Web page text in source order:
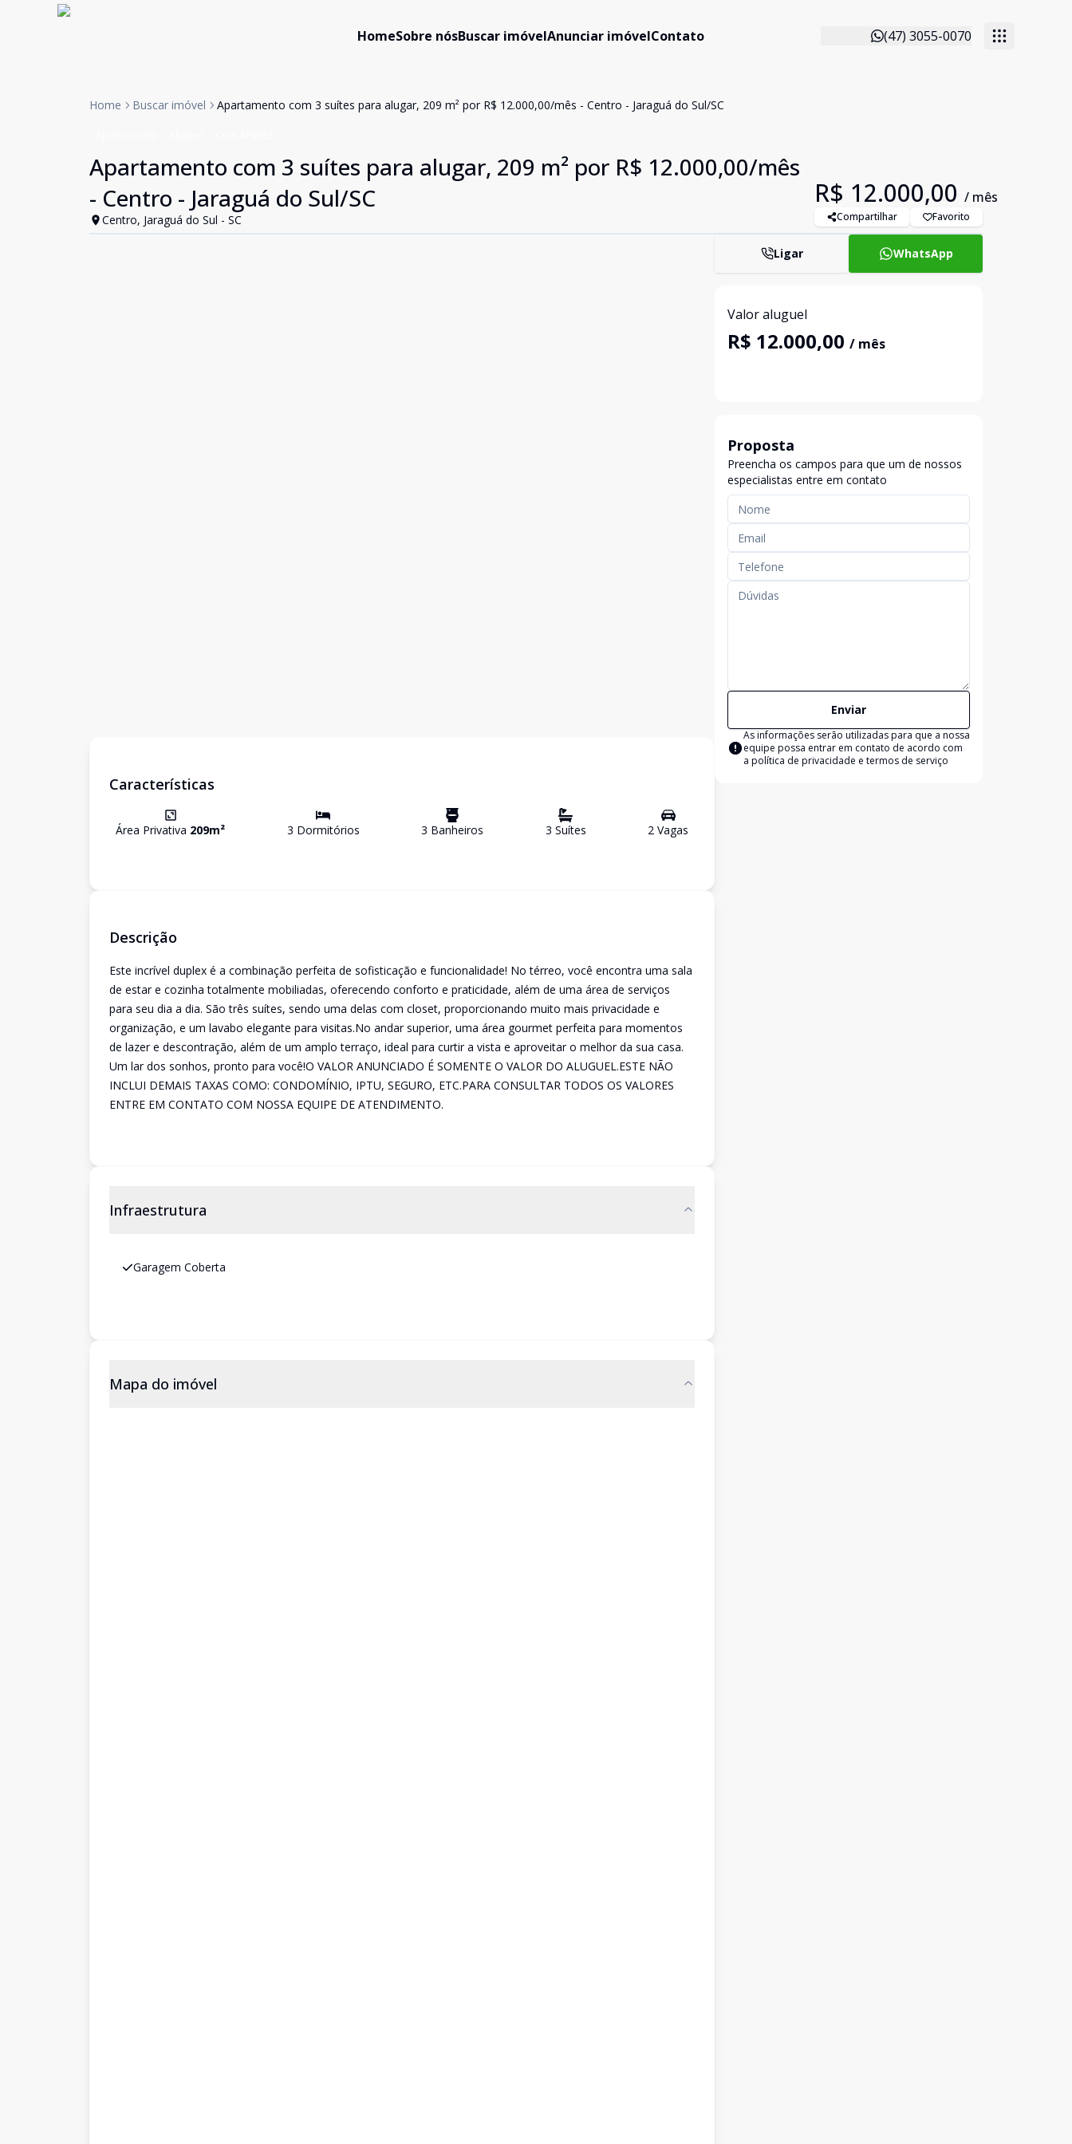
HomeSobre nósBuscar imóvelAnunciar imóvelContato (47) 3055-0070
Home Buscar imóvel Apartamento com 3 suítes para alugar, 209 m² por R$ 12.000,00/mês - Centro - Jaraguá do Sul/SC
Apartamento com 3 suítes para alugar, 209 m² por R$ 12.000,00/mês
- Centro - Jaraguá do Sul/SC
Centro, Jaraguá do Sul - SC
R$ 12.000,00 / mês
Compartilhar Favorito
Características
Área Privativa 209m² 3 Dormitórios 3 Banheiros 3 Suítes 2 Vagas
Descrição
Este incrível duplex é a combinação perfeita de sofisticação e funcionalidade! No térreo, você encontra uma sala
de estar e cozinha totalmente mobiliadas, oferecendo conforto e praticidade, além de uma área de serviços
para seu dia a dia. São três suítes, sendo uma delas com closet, proporcionando muito mais privacidade e
organização, e um lavabo elegante para visitas.No andar superior, uma área gourmet perfeita para momentos
de lazer e descontração, além de um amplo terraço, ideal para curtir a vista e aproveitar o melhor da sua casa.
Um lar dos sonhos, pronto para você!O VALOR ANUNCIADO É SOMENTE O VALOR DO ALUGUEL.ESTE NÃO
INCLUI DEMAIS TAXAS COMO: CONDOMÍNIO, IPTU, SEGURO, ETC.PARA CONSULTAR TODOS OS VALORES
ENTRE EM CONTATO COM NOSSA EQUIPE DE ATENDIMENTO.
Infraestrutura
Garagem Coberta
Mapa do imóvel
Ligar WhatsApp
Valor aluguel
R$ 12.000,00 / mês
Proposta
Preencha os campos para que um de nossos
especialistas entre em contato
Enviar
As informações serão utilizadas para que a nossa
equipe possa entrar em contato de acordo com
a política de privacidade e termos de serviço